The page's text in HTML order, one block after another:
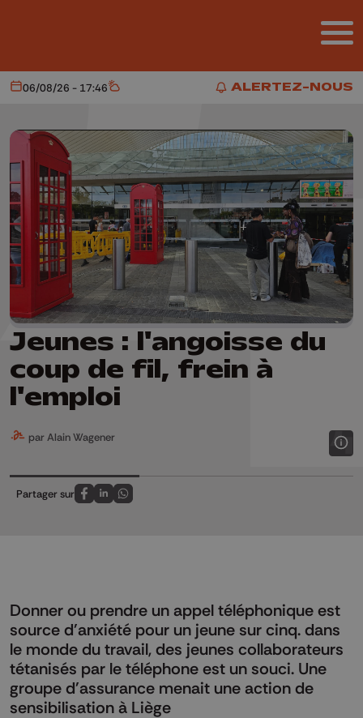
ALERTEZ-NOUS
ALERTEZ-NOUS
Aujourd'hui
06/08/26 - 17:46 Météo
Jeunes : l'angoisse du
coup de fil, frein à
l'emploi
par Alain Wagener
Partager sur
Partagez sur FaceBook
Partagez sur LinkedIn
Partagez sur Whatsapp
Donner ou prendre un appel téléphonique est
source d'anxiété pour un jeune sur cinq. dans
le monde du travail, des jeunes collaborateurs
tétanisés par le téléphone est un souci. Une
groupe d'assurance menait une action de
sensibilisation à Liège